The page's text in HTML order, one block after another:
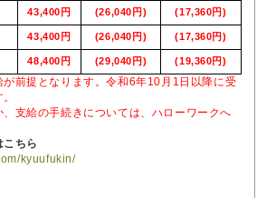
43,400円 (26,040円) (17,360円)
43,400円 (26,040円) (17,360円)
48,400円 (29,040円) (19,360円)
前提となります。令和6年10月1日以降に受
支給の手続きについては、ハローワークへ
ちら
kyuufukin/